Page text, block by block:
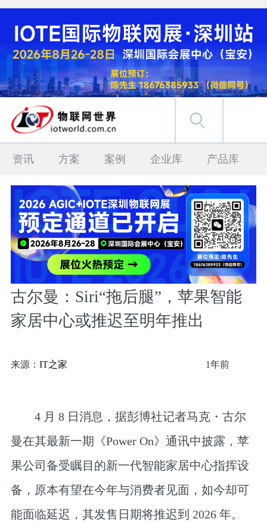
资讯 方案 案例 企业库 产品库
古尔曼：Siri“拖后腿”，苹果智能
家居中心或推迟至明年推出
来源： IT之家 1年前
4 月 8 日消息，据彭博社记者马克・古尔
曼在其最新一期《Power On》通讯中披露，苹
果公司备受瞩目的新一代智能家居中心指挥设
备，原本有望在今年与消费者见面，如今却可
能面临延迟，其发售日期将推迟到 2026 年。